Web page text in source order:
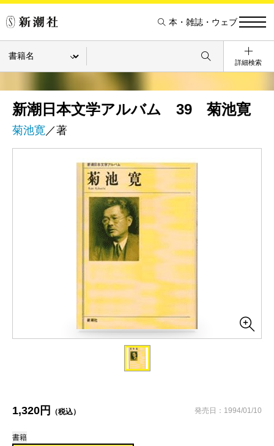
本・雑誌・ウェブ
詳細検索
新潮日本文学アルバム 39 菊池寛
菊池寛／著
1,320円 （税込） 発売日：1994/01/10
書籍